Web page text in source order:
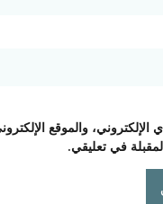
والموقع
في تعليقي.